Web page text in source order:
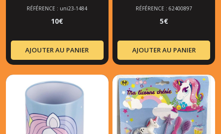
RÉFÉRENCE : uni23-1484
10€
AJOUTER AU PANIER
RÉFÉRENCE : 62400897
5€
AJOUTER AU PANIER